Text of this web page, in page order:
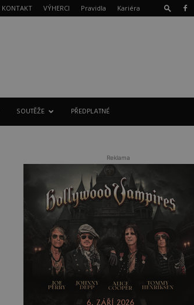
KONTAKT VÝHERCI Pravidla Kariéra
SOUTĚŽE PŘEDPLATNÉ
Reklama